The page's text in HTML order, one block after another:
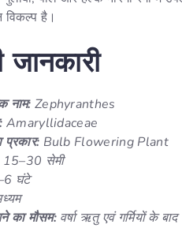
विकल्प है।
जानकारी
नाम: Zephyranthes
Amaryllidaceae
प्रकार: Bulb Flowering Plant
15–30 सेमी
घंटे
का मौसम:वर्षा ऋतु एवं गर्मियों के बाद